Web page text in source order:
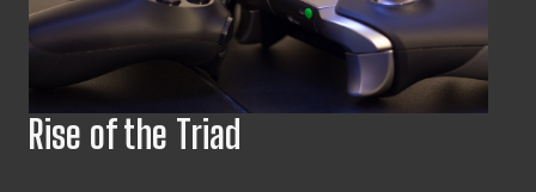
Rise of the Triad